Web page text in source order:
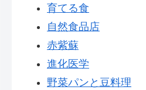
育てる食
自然食品店
赤紫蘇
進化医学
野菜パンと豆料理